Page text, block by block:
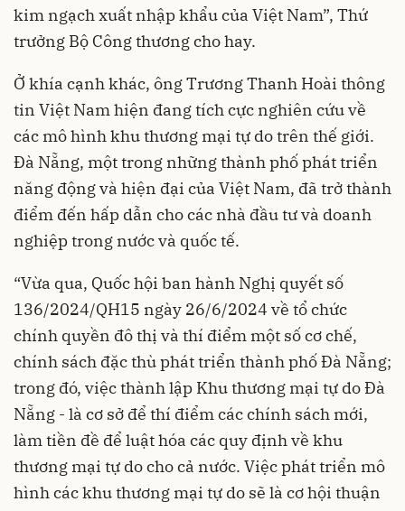
kim ngạch xuất nhập khẩu của Việt Nam”, Thứ
trưởng Bộ Công thương cho hay.
Ở khía cạnh khác, ông Trương Thanh Hoài thông
tin Việt Nam hiện đang tích cực nghiên cứu về
các mô hình khu thương mại tự do trên thế giới.
Đà Nẵng, một trong những thành phố phát triển
năng động và hiện đại của Việt Nam, đã trở thành
điểm đến hấp dẫn cho các nhà đầu tư và doanh
nghiệp trong nước và quốc tế.
“Vừa qua, Quốc hội ban hành Nghị quyết số
136/2024/QH15 ngày 26/6/2024 về tổ chức
chính quyền đô thị và thí điểm một số cơ chế,
chính sách đặc thù phát triển thành phố Đà Nẵng;
trong đó, việc thành lập Khu thương mại tự do Đà
Nẵng - là cơ sở để thí điểm các chính sách mới,
làm tiền đề để luật hóa các quy định về khu
thương mại tự do cho cả nước. Việc phát triển mô
hình các khu thương mại tự do sẽ là cơ hội thuận